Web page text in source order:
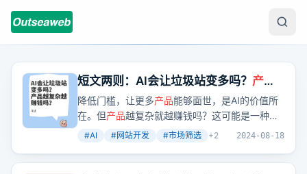
短文两则：AI会让垃圾站变多吗？ 产品
越复杂越赚钱吗？
降低门槛，让更多产品能够面世，是AI的价值所
在。但产品越复杂就越赚钱吗？这可能是一种认
知误区。
#AI #网站开发 #市场筛选 +2 2024-08-18